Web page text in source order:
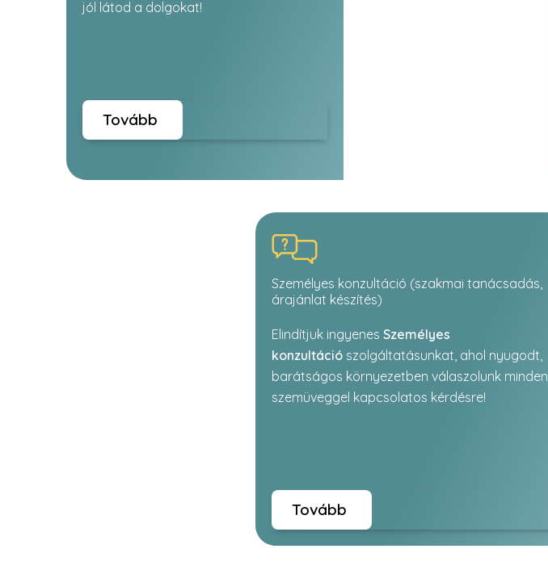
jól látod a dolgokat!
Tovább
Személyes konzultáció (szakmai tanácsadás,
árajánlat készítés)
Elindítjuk ingyenes Személyes
konzultáció szolgáltatásunkat, ahol nyugodt,
barátságos környezetben válaszolunk minden
szemüveggel kapcsolatos kérdésre!
Tovább